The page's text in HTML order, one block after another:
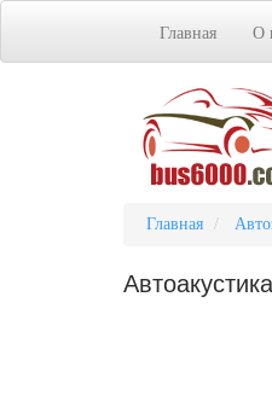
Главная О
Главная